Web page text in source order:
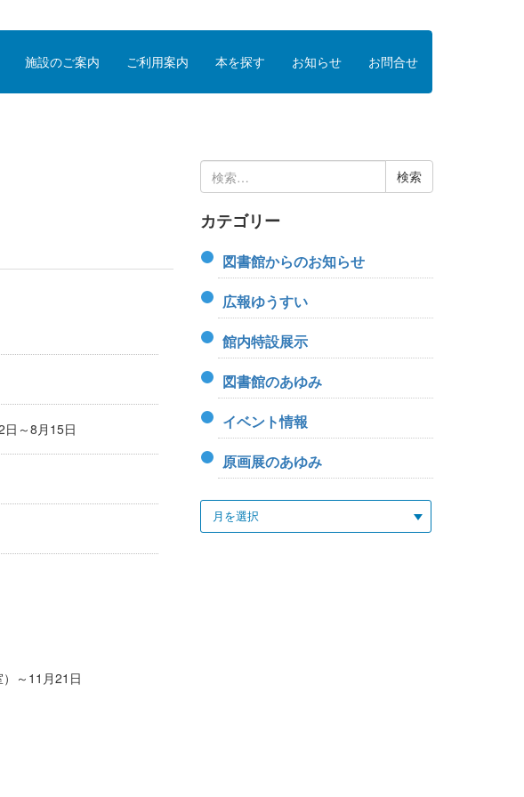
施設のご案内 ご利用案内 本を探す お知らせ お問合せ
～8月15日
～11月21日
検
索:
カテゴリー
図書館からのお知らせ
広報ゆうすい
館内特設展示
図書館のあゆみ
イベント情報
原画展のあゆみ